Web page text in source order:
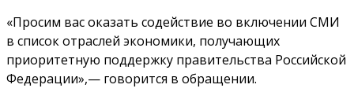
«Просим вас оказать содействие во включении СМИ
в список отраслей экономики, получающих
приоритетную поддержку правительства Российской
Федерации»,— говорится в обращении.